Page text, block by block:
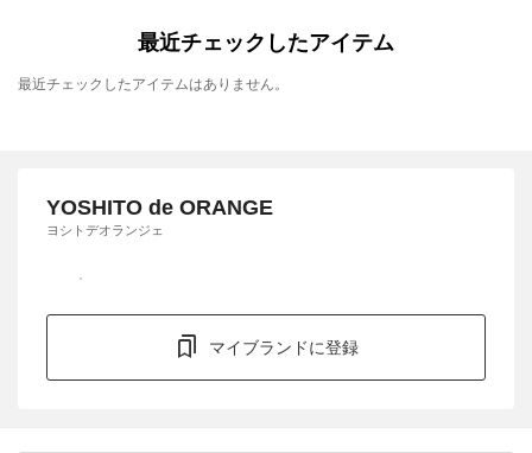
最近チェックしたアイテム
最近チェックしたアイテムはありません。
YOSHITO de ORANGE
ヨシトデオランジェ
マイブランドに登録